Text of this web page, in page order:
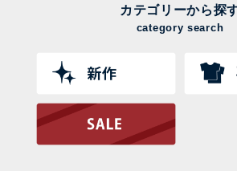
カテゴリーから探
category search